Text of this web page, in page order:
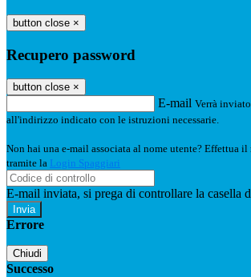
button close ×
Recupero password
button close ×
E-mail Verrà
all'indirizzo indicato con le istruzioni necessarie.
Non hai una e-mail associata al nome utente? Effettua il
tramite la Login Spaggiari
E-mail inviata, si prega di controllare la casella
Errore
Chiudi
Successo